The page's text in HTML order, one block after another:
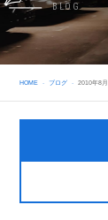
BLOG
HOME ブログ 2010年8月